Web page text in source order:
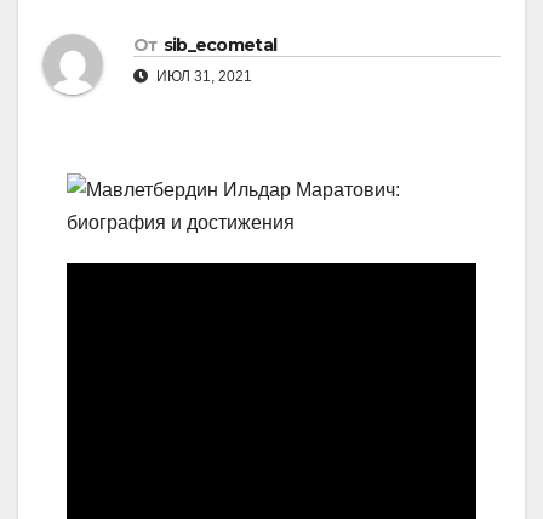
От sib_ecometal
ИЮЛ 31, 2021